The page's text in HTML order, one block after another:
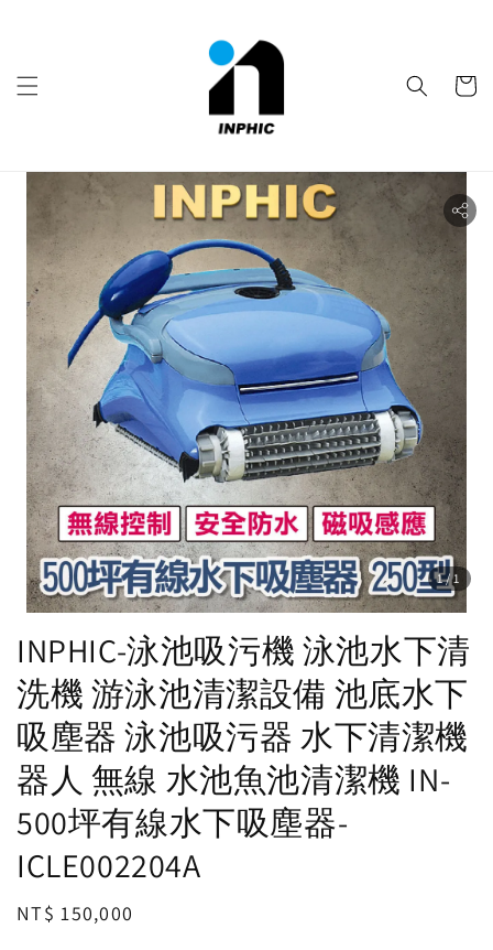
1/1
INPHIC-泳池吸污機 泳池水下清
洗機 游泳池清潔設備 池底水下
吸塵器 泳池吸污器 水下清潔機
器人 無線 水池魚池清潔機 IN-
500坪有線水下吸塵器-
ICLE002204A
Regular
NT$ 150,000